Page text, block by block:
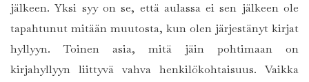
jälkeen. Yksi syy on se, että aulassa ei sen jälkeen ole
tapahtunut mitään muutosta, kun olen järjestänyt kirjat
hyllyyn. Toinen asia, mitä jäin pohtimaan on
kirjahyllyyn liittyvä vahva henkilökohtaisuus. Vaikka